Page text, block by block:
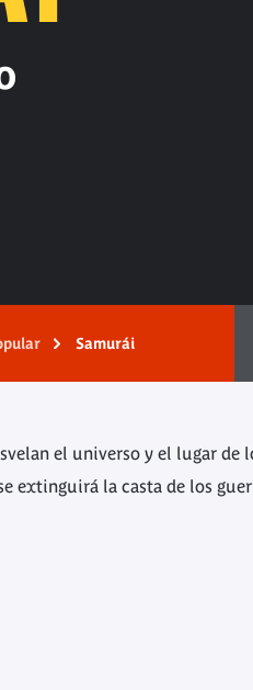
Samurái
el universo y el lugar de
extinguirá la casta de los